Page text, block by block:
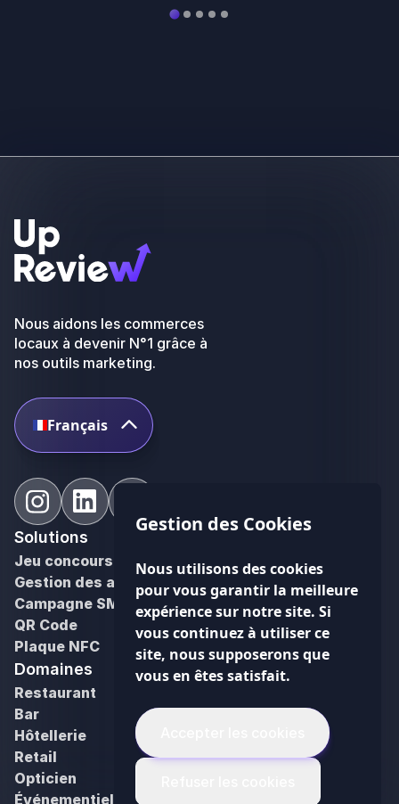
Nous aidons les commerces
locaux à devenir N°1 grâce à
nos outils marketing.
Français
Solutions
Jeu concours
Gestion des avis Google
Campagne SMS
QR Code
Plaque NFC
Domaines
Restaurant
Bar
Hôtellerie
Retail
Opticien
Événementiel
Ressources
PDF utiles
Outils
Gestion des Cookies
Nous utilisons des cookies
pour vous garantir la meilleure
expérience sur notre site. Si
vous continuez à utiliser ce
site, nous supposerons que
vous en êtes satisfait.